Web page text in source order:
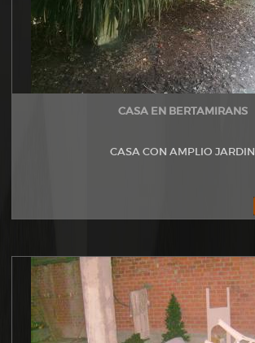
CASA EN BERTAMIRANS
CASA CON AMPLIO JARDIN